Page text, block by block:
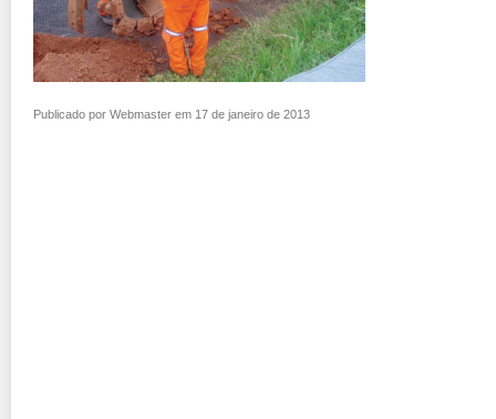
Publicado por Webmaster em 17 de janeiro de 2013